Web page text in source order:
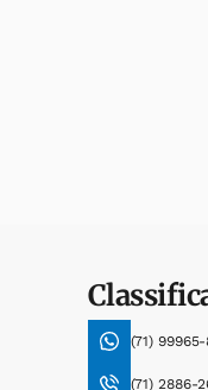
(71) 99965-
(71) 2886-